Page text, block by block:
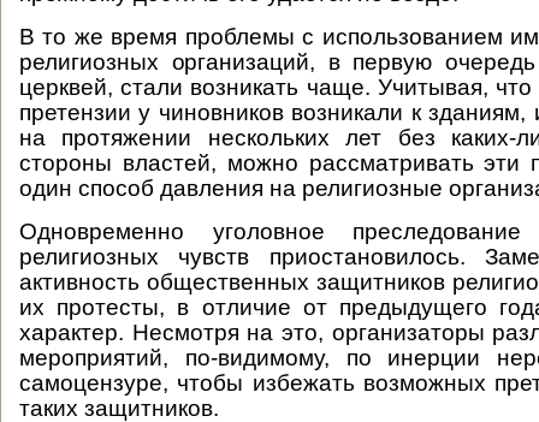
В то же время проблемы с использованием
религиозных организаций, в первую
церквей, стали возникать чаще. Учитывая,
претензии у чиновников возникали к
на протяжении нескольких лет без каких-
стороны властей, можно рассматривать эти
один способ давления на религиозные
Одновременно уголовное
религиозных чувств приостановилось.
активность общественных защитников
их протесты, в отличие от предыдущего
характер. Несмотря на это, организаторы
мероприятий, по-видимому, по инерции
самоцензуре, чтобы избежать возможных
таких защитников.